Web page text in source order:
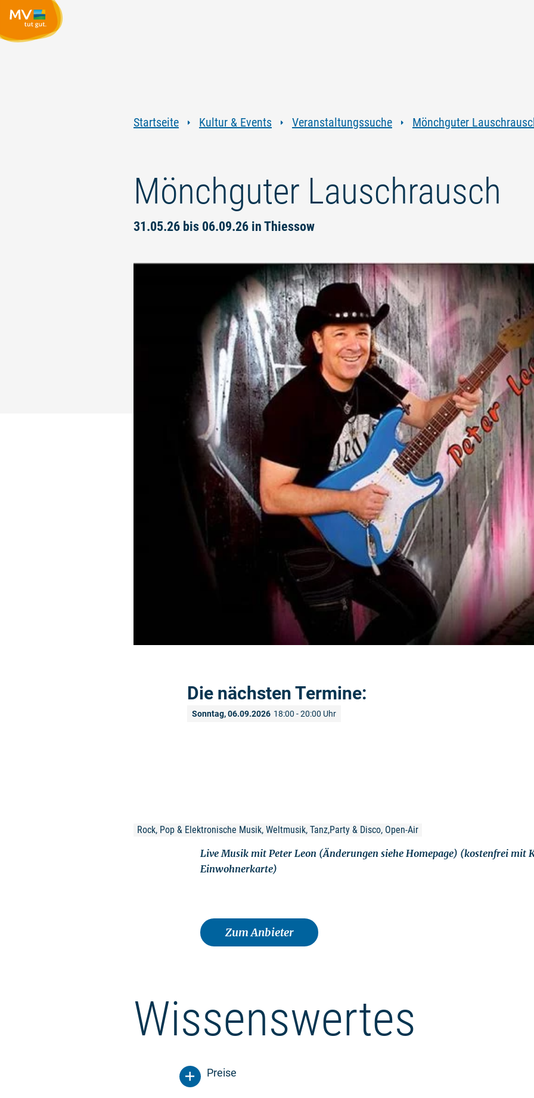
Startseite Kultur & Events Veranstaltungssuche Mönchguter
Mönchguter Lauschrausch
31.05.26 bis 06.09.26 in Thiessow
Die nächsten Termine:
Sonntag, 06.09.2026 18:00 - 20:00 Uhr
Rock, Pop & Elektronische Musik, Weltmusik, Tanz,Party & Disco, Open-Air
Live Musik mit Peter Leon (Änderungen siehe Homepage) (kostenfrei mit
Einwohnerkarte)
Zum Anbieter
Wissenswertes
Preise